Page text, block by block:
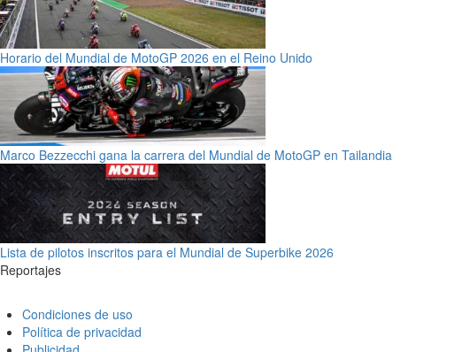
Horario del Mundial de MotoGP 2026 en el Reino Unido
Marco Bezzecchi gana la carrera del Mundial de MotoGP en Tailandia
Lista de pilotos inscritos para el Mundial de Superbike 2026
Reportajes
Condiciones de uso
Política de privacidad